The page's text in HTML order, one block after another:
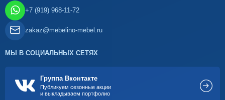
+7 (919) 968-11-72
zakaz@mebelino-mebel.ru
МЫ В СОЦИАЛЬНЫХ СЕТЯХ
Группа Вконтакте
Публикуем сезонные акции
и выкладываем портфолио